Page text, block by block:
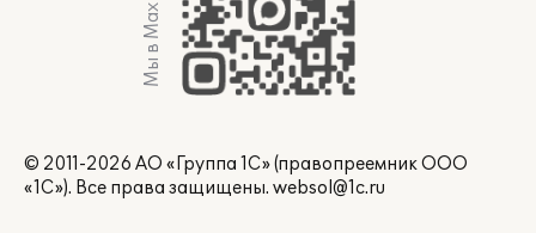
Мы в Max
© 2011-2026 АО «Группа 1С» (правопреемник ООО
«1С»). Все права защищены. websol@1c.ru